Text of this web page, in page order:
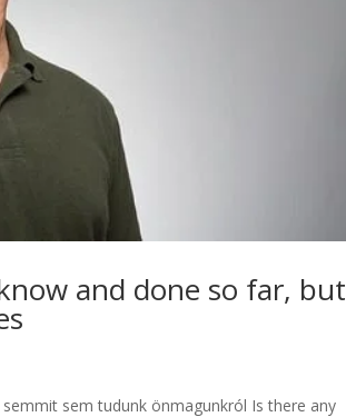
and done so far, but
sem tudunk önmagunkról Is there any